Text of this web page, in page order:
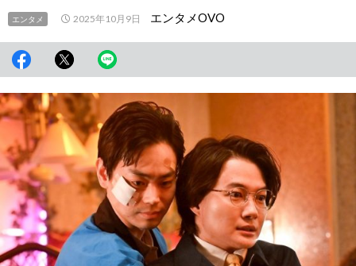
エンタメ 2025年10月9日 エンタメOVO